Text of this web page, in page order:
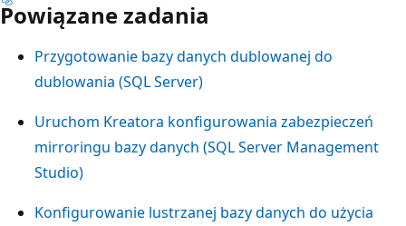
Powiązane zadania
Przygotowanie bazy danych dublowanej do
dublowania (SQL Server)
Uruchom Kreatora konfigurowania zabezpieczeń
mirroringu bazy danych (SQL Server Management
Studio)
Konfigurowanie lustrzanej bazy danych do użycia